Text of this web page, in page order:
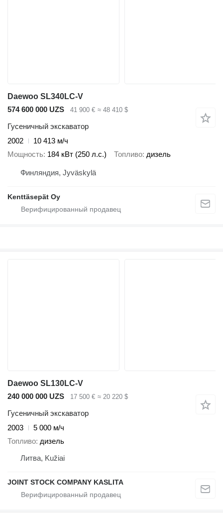
Daewoo SL340LC-V
574 600 000 UZS
41 900 € ≈ 48 410 $
Гусеничный экскаватор
2002
10 413 м/ч
Мощность 184 кВт (250 л.с.) Топливо дизель
Финляндия, Jyväskylä
Kenttäsepät Oy
Daewoo SL130LC-V
240 000 000 UZS
17 500 € ≈ 20 220 $
Гусеничный экскаватор
2003
5 000 м/ч
Топливо дизель
Литва, Kužiai
JOINT STOCK COMPANY KASLITA